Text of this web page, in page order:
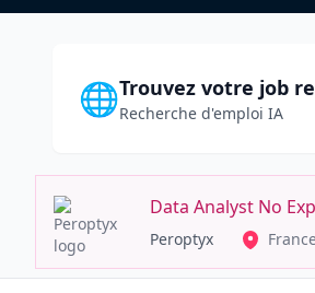
🌐Trouvez votre job
Recherche d'emploi IA
Data Analyst No
Peroptyx